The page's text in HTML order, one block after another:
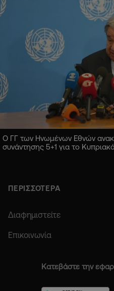
Ο ΓΓ των Ηνωμένων Εθνών
συνάντησης 5+1 για το Κυπριακό
ΠΕΡΙΣΣΟΤΕΡΑ
Διαφημιστείτε
Επικοινωνία
Κατεβάστε την